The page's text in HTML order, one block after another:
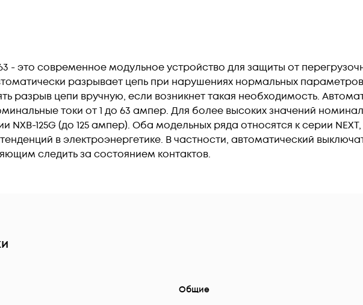
- это современное модульное устройство для защиты от
разрывает цепь при нарушениях нормальных
разрыв цепи вручную, если возникнет такая необходимость.
токи от 1 до 63 ампер. Для более высоких значений
NXB-125G (до 125 ампер). Оба модельных ряда относятся к серии
в электроэнергетике. В частности, автоматический
следить за состоянием контактов.
Общие